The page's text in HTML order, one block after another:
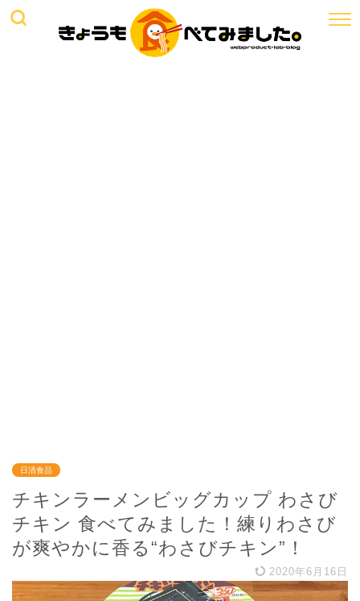
日清食品
チキンラーメンビッグカップ わさび
チキン 食べてみました！練りわさび
が爽やかに香る“わさびチキン”！
2020年6月16日